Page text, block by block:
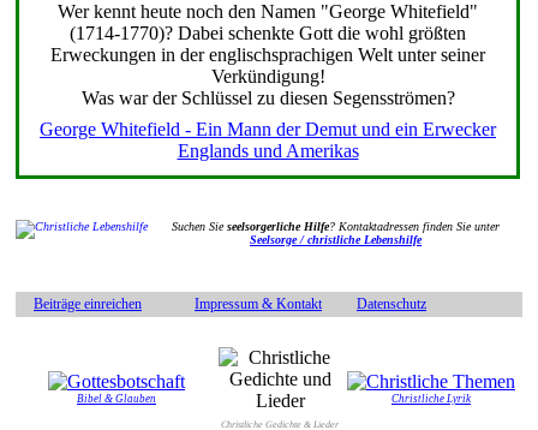
Wer kennt heute noch den Namen "George Whitefield"
(1714-1770)? Dabei schenkte Gott die wohl größten
Erweckungen in der englischsprachigen Welt unter seiner
Verkündigung!
Was war der Schlüssel zu diesen Segensströmen?
George Whitefield - Ein Mann der Demut und ein Erwecker
Englands und Amerikas
Suchen Sieseelsorgerliche Hilfe? Kontaktadressen finden Sie unter
Seelsorge / christliche Lebenshilfe
Beiträge einreichen Impressum & Kontakt Datenschutz
Bibel & Glauben
Christliche Gedichte & Lieder
Christliche Lyrik